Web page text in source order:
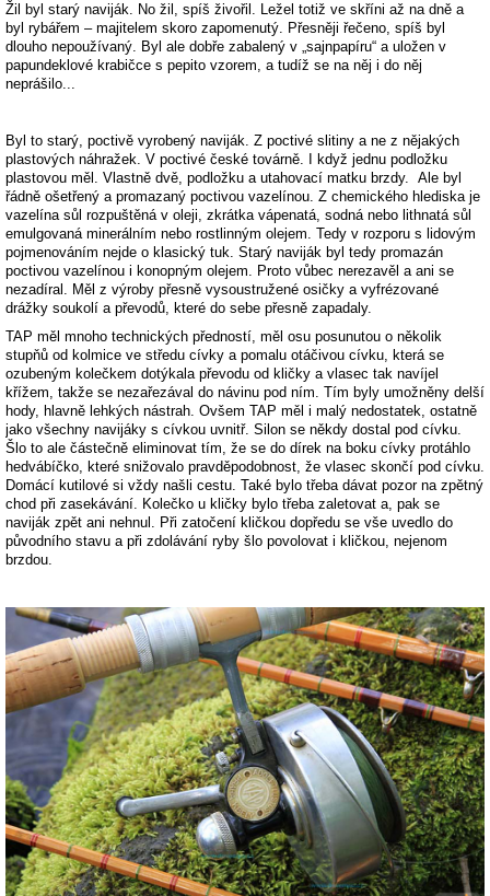
Žil byl starý naviják. No žil, spíš živořil. Ležel totiž ve skříni až na dně a
byl rybářem – majitelem skoro zapomenutý. Přesněji řečeno, spíš byl
dlouho nepoužívaný. Byl ale dobře zabalený v „sajnpapíru“ a uložen v
papundeklové krabičce s pepito vzorem, a tudíž se na něj i do něj
neprášilo...
Byl to starý, poctivě vyrobený naviják. Z poctivé slitiny a ne z nějakých
plastových náhražek. V poctivé české továrně. I když jednu podložku
plastovou měl. Vlastně dvě, podložku a utahovací matku brzdy. Ale byl
řádně ošetřený a promazaný poctivou vazelínou. Z chemického hlediska je
vazelína sůl rozpuštěná v oleji, zkrátka vápenatá, sodná nebo lithnatá sůl
emulgovaná minerálním nebo rostlinným olejem. Tedy v rozporu s lidovým
pojmenováním nejde o klasický tuk. Starý naviják byl tedy promazán
poctivou vazelínou i konopným olejem. Proto vůbec nerezavěl a ani se
nezadíral. Měl z výroby přesně vysoustružené osičky a vyfrézované
drážky soukolí a převodů, které do sebe přesně zapadaly.
TAP měl mnoho technických předností, měl osu posunutou o několik
stupňů od kolmice ve středu cívky a pomalu otáčivou cívku, která se
ozubeným kolečkem dotýkala převodu od kličky a vlasec tak navíjel
křížem, takže se nezařezával do návinu pod ním. Tím byly umožněny delší
hody, hlavně lehkých nástrah. Ovšem TAP měl i malý nedostatek, ostatně
jako všechny navijáky s cívkou uvnitř. Silon se někdy dostal pod cívku.
Šlo to ale částečně eliminovat tím, že se do dírek na boku cívky protáhlo
hedvábíčko, které snižovalo pravděpodobnost, že vlasec skončí pod cívku.
Domácí kutilové si vždy našli cestu. Také bylo třeba dávat pozor na zpětný
chod při zasekávání. Kolečko u kličky bylo třeba zaletovat a, pak se
naviják zpět ani nehnul. Při zatočení kličkou dopředu se vše uvedlo do
původního stavu a při zdolávání ryby šlo povolovat i kličkou, nejenom
brzdou.